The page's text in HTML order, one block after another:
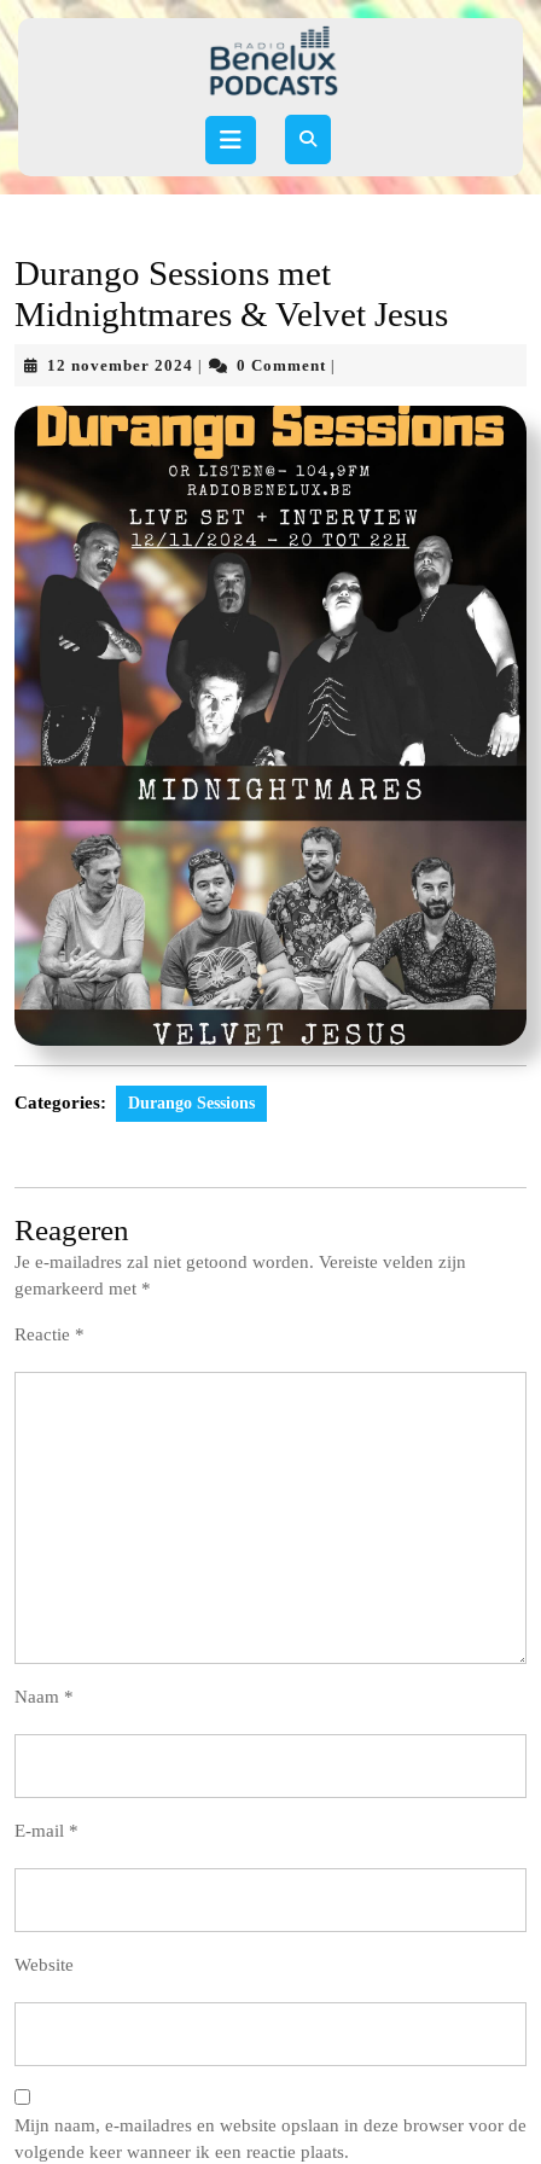
Skip
to
Open
Durango Sessions met
Midnightmares & Velvet Jesus
12 november 2024 12
2024
0 Comment
Categories: Durango Sessions
Reageren
Je e-mailadres zal niet getoond worden. Vereiste velden zijn
gemarkeerd met *
Reactie *
Naam *
E-mail *
Website
Mijn naam, e-mailadres en website opslaan in deze browser voor de
volgende keer wanneer ik een reactie plaats.